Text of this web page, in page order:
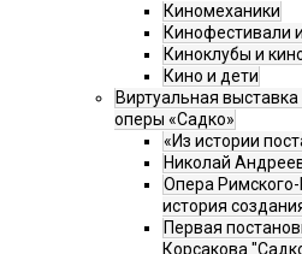
Киномеханики
Кинофестивали
Киноклубы и
Кино и дети
Виртуальная
оперы «Садко»
«Из истории
Николай
Опера
история
Первая
Корсакова